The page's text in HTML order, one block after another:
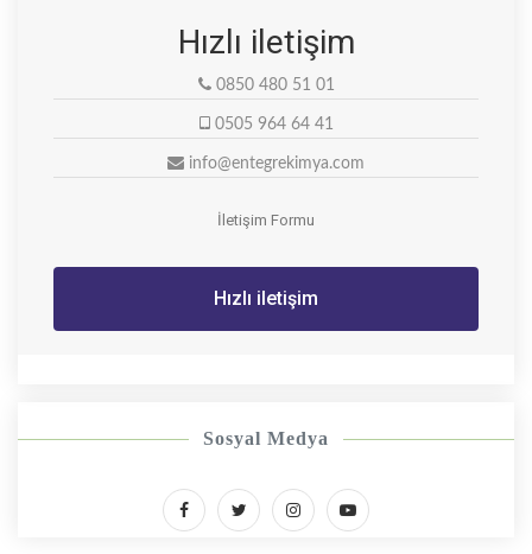
Hızlı iletişim
0850 480 51 01
0505 964 64 41
info@entegrekimya.com
İletişim Formu
Hızlı iletişim
Sosyal Medya